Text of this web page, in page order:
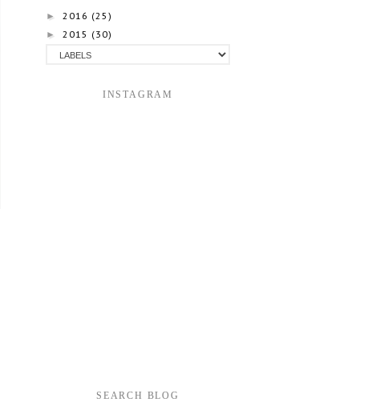
► 2016 (25)
► 2015 (30)
INSTAGRAM
SEARCH BLOG